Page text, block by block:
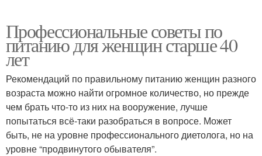
Профессиональные советы по
питанию для женщин старше 40
лет
Рекомендаций по правильному питанию женщин разного
возраста можно найти огромное количество, но прежде
чем брать что-то из них на вооружение, лучше
попытаться всё-таки разобраться в вопросе. Может
быть, не на уровне профессионального диетолога, но на
уровне “продвинутого обывателя”.